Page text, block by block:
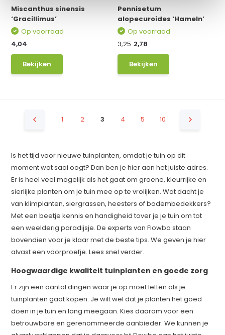
Miscanthus sinensis
‘Gracillimus’
Op voorraad
4,04
Bekijken
Pennisetum
alopecuroides ‘Hameln’
Op voorraad
3,25 2,78
Bekijken
1 2 3 4 5 10
Is het tijd voor nieuwe tuinplanten, omdat je tuin op dit
moment wat saai oogt? Dan ben je hier aan het juiste adres.
Er is heel veel mogelijk als het gaat om groene, kleurrijke en
sierlijke planten om je tuin mee op te vrolijken. Wat dacht je
van klimplanten, siergrassen, heesters of bodembedekkers?
Met een beetje kennis en handigheid tover je je tuin om tot
een weelderig paradijsje. De experts van Flowbo staan
bovendien voor je klaar met de beste tips. We geven je hier
alvast een voorproefje. Lees snel verder.
Hoogwaardige kwaliteit tuinplanten en goede zorg
Er zijn een aantal dingen waar je op moet letten als je
tuinplanten gaat kopen. Je wilt wel dat je planten het goed
doen in je tuin en lang meegaan. Kies daarom voor een
betrouwbare en gerenommeerde aanbieder. We kunnen je